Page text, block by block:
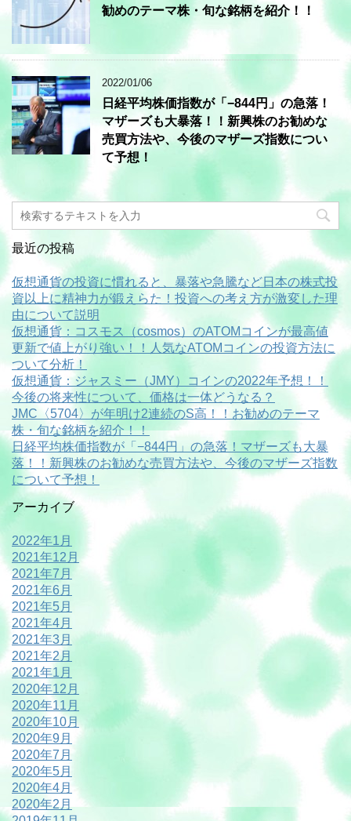
勧めのテーマ株・旬な銘柄を紹介！！
2022/01/06
日経平均株価指数が「−844円」の急落！
マザーズも大暴落！！新興株のお勧めな
売買方法や、今後のマザーズ指数につい
て予想！
最近の投稿
仮想通貨の投資に慣れると、暴落や急騰など日本の株式投
資以上に精神力が鍛えらた！投資への考え方が激変した理
由について説明
仮想通貨：コスモス（cosmos）のATOMコインが最高値
更新で値上がり強い！！人気なATOMコインの投資方法に
ついて分析！
仮想通貨：ジャスミー（JMY）コインの2022年予想！！
今後の将来性について、価格は一体どうなる？
JMC〈5704〉が年明け2連続のS高！！お勧めのテーマ
株・旬な銘柄を紹介！！
日経平均株価指数が「−844円」の急落！マザーズも大暴
落！！新興株のお勧めな売買方法や、今後のマザーズ指数
について予想！
アーカイブ
2022年1月
2021年12月
2021年7月
2021年6月
2021年5月
2021年4月
2021年3月
2021年2月
2021年1月
2020年12月
2020年11月
2020年10月
2020年9月
2020年7月
2020年5月
2020年4月
2020年2月